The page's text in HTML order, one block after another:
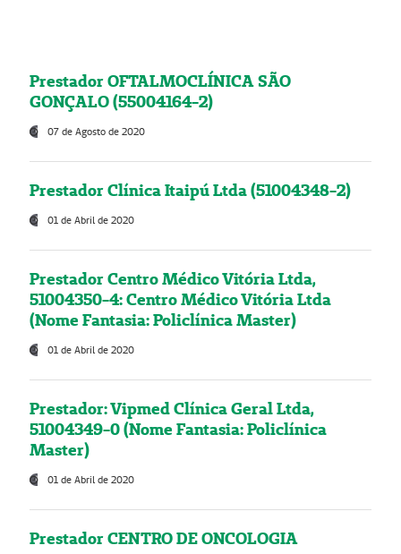
Prestador OFTALMOCLÍNICA SÃO
GONÇALO (55004164-2)
07 de Agosto de 2020
Prestador Clínica Itaipú Ltda (51004348-2)
01 de Abril de 2020
Prestador Centro Médico Vitória Ltda,
51004350-4: Centro Médico Vitória Ltda
(Nome Fantasia: Policlínica Master)
01 de Abril de 2020
Prestador: Vipmed Clínica Geral Ltda,
51004349-0 (Nome Fantasia: Policlínica
Master)
01 de Abril de 2020
Prestador CENTRO DE ONCOLOGIA